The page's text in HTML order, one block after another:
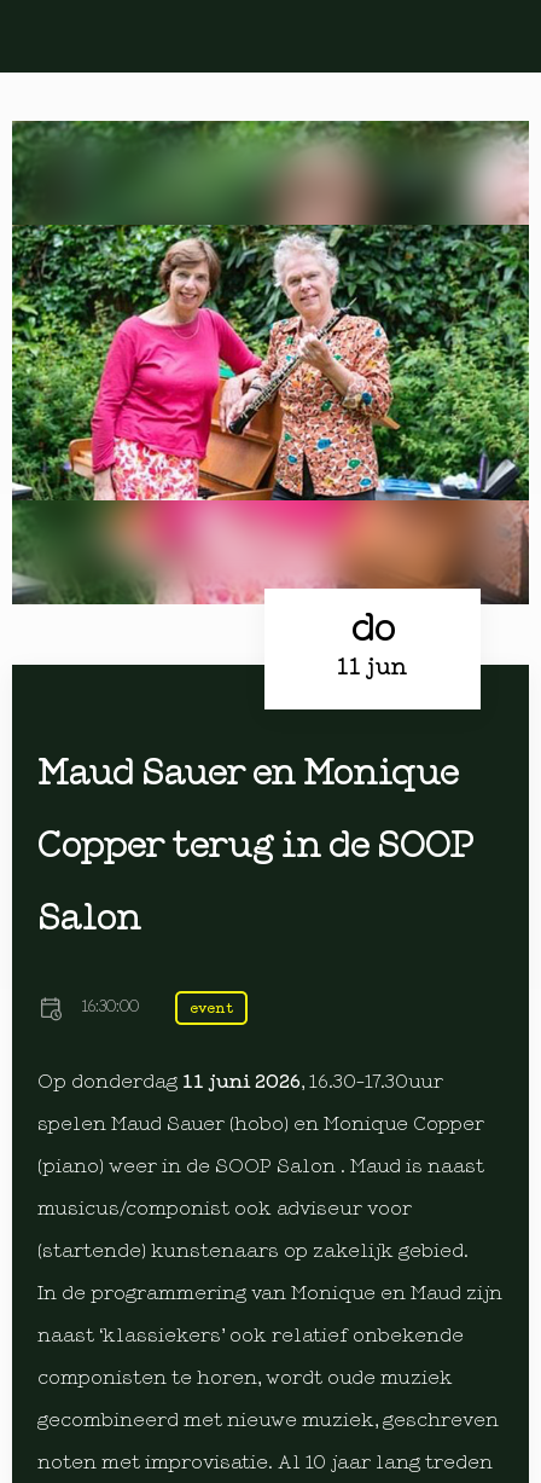
do
11 jun
Maud Sauer en Monique
Copper terug in de SOOP
Salon
16:30:00 event
Op donderdag 11 juni 2026, 16.30-17.30uur
spelen Maud Sauer (hobo) en Monique Copper
(piano) weer in de SOOP Salon . Maud is naast
musicus/componist ook adviseur voor
(startende) kunstenaars op zakelijk gebied.
In de programmering van Monique en Maud zijn
naast ‘klassiekers’ ook relatief onbekende
componisten te horen, wordt oude muziek
gecombineerd met nieuwe muziek, geschreven
noten met improvisatie. Al 10 jaar lang treden